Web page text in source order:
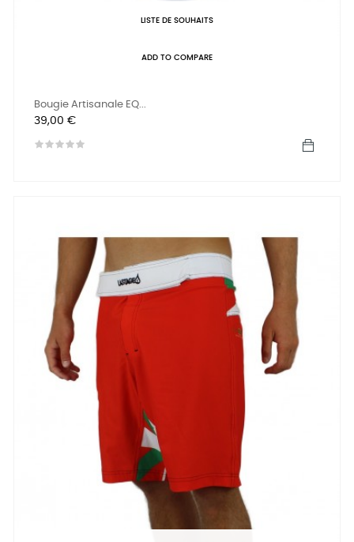
LISTE DE SOUHAITS
ADD TO COMPARE
Bougie Artisanale EQ...
Prix
39,00 €